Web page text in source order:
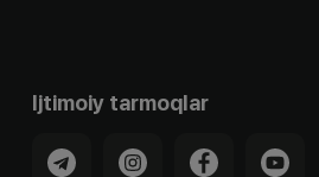
Ijtimoiy tarmoqlar